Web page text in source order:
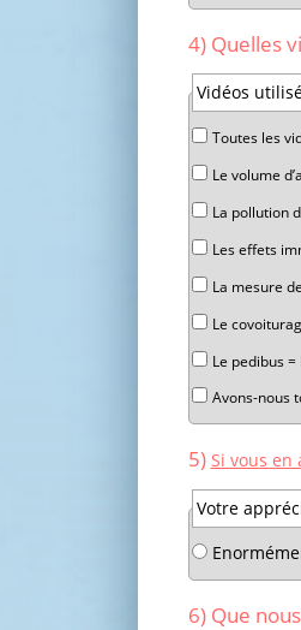
4) Quelles
Champ
Vidéos
Toutes les
Le volume
La pollution
Les effets
La mesure
Le
Le pedibus
Avons-nous
5) Si vous en
Votre
6) Que